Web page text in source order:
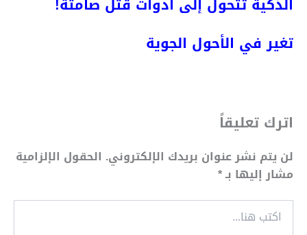
تغير في الأحول الجوية
اترك تعليقاً
لن يتم نشر عنوان بريدك الإلكتروني. الحقول الإلزامية
مشار إليها بـ*
اكتب
هنا...